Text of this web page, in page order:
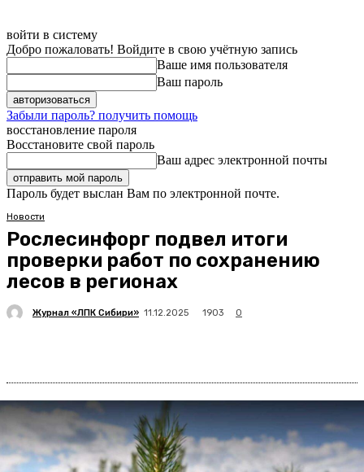
войти в систему
Добро пожаловать! Войдите в свою учётную запись
Ваше имя пользователя
Ваш пароль
Забыли пароль? получить помощь
восстановление пароля
Восстановите свой пароль
Ваш адрес электронной почты
Пароль будет выслан Вам по электронной почте.
Новости
Рослесинфорг подвел итоги
проверки работ по сохранению
лесов в регионах
Журнал «ЛПК Сибири» 11.12.2025 1903 0